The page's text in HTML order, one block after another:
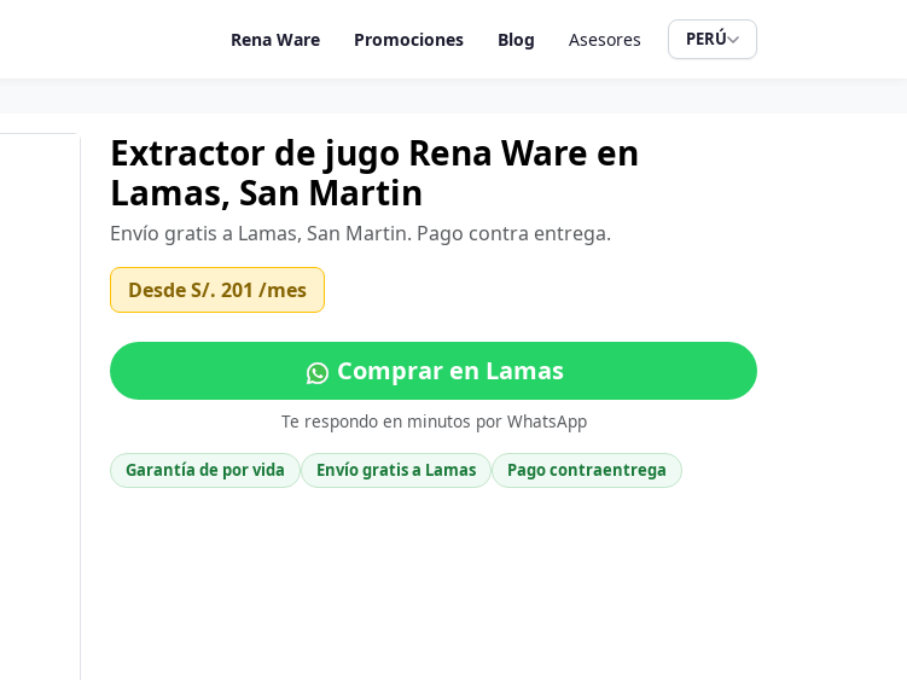
Rena Ware Promociones Blog Asesores PERÚ
Extractor de jugo Rena Ware en
Lamas, San Martin
Envío gratis a Lamas, San Martin. Pago contra entrega.
DesdeS/. 201 /mes
Comprar en Lamas
Te respondo en minutos por WhatsApp
Garantía de por vida Envío gratis a Lamas Pago contraentrega